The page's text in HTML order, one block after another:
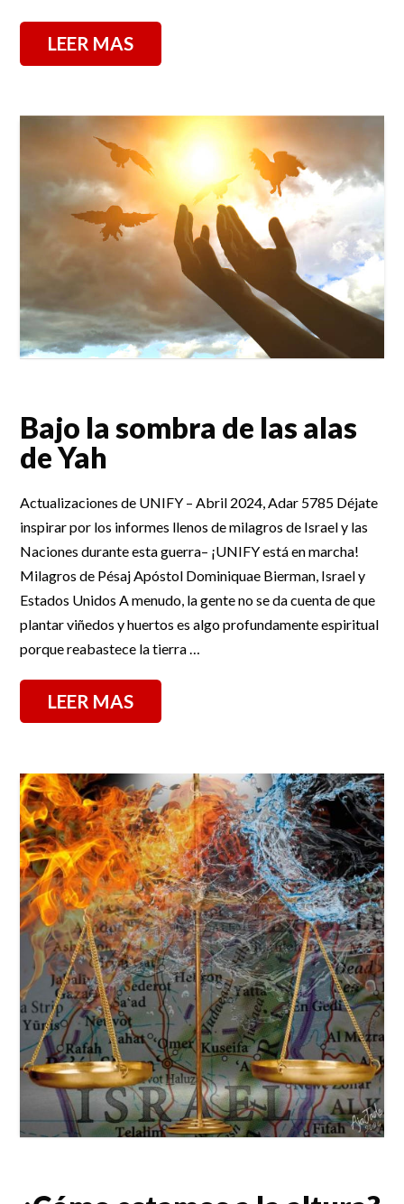
LEER MAS
Bajo la sombra de las alas
de Yah
Actualizaciones de UNIFY – Abril 2024, Adar 5785 Déjate
inspirar por los informes llenos de milagros de Israel y las
Naciones durante esta guerra– ¡UNIFY está en marcha!
Milagros de Pésaj Apóstol Dominiquae Bierman, Israel y
Estados Unidos A menudo, la gente no se da cuenta de que
plantar viñedos y huertos es algo profundamente espiritual
porque reabastece la tierra …
LEER MAS